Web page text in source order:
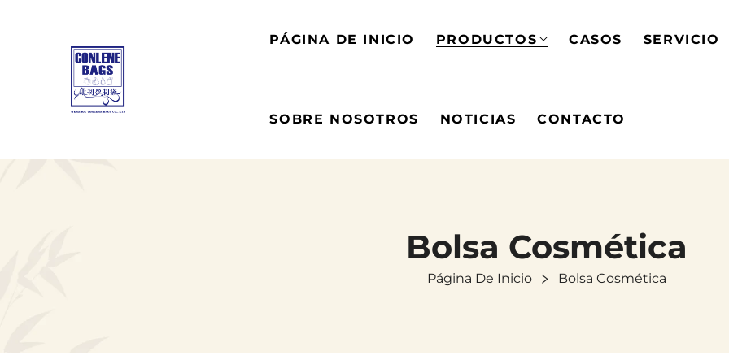
PÁGINA DE INICIO PRODUCTOS CASOS SERVICIO
SOBRE NOSOTROS NOTICIAS CONTACTO
Bolsa Cosmética
Página De Inicio Bolsa Cosmética